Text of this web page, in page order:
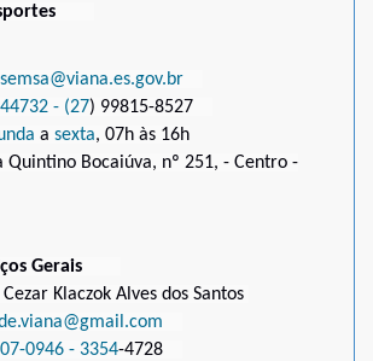
- (27) 99815-8527
a sexta, 07h às 16h
Quintino Bocaiúva, nº 251, - Centro -
Gerais
Klaczok Alves dos Santos
0946 - 3354-4728